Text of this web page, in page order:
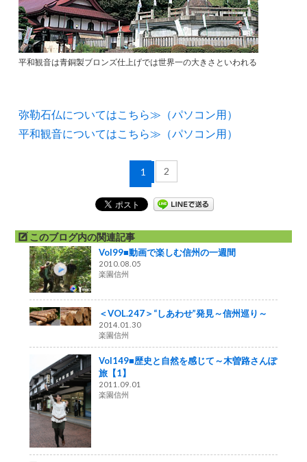
平和観音は青銅製ブロンズ仕上げでは世界一の大きさといわれる
弥勒石仏についてはこちら≫（パソコン用）
平和観音についてはこちら≫（パソコン用）
1 2
このブログ内の関連記事
Vol99■動画で楽しむ信州の一週間
2010.08.05
楽園信州
＜VOL.247＞“しあわせ”発見～信州巡り～
2014.01.30
楽園信州
Vol149■歴史と自然を感じて～木曽路さんぽ
旅【1】
2011.09.01
楽園信州